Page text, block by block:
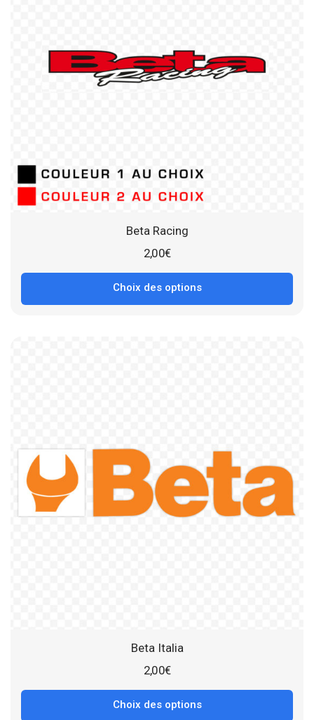
Beta Racing
2,00€
Choix des options
Beta Italia
2,00€
Choix des options